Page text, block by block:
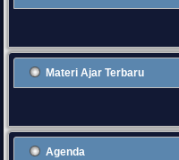
Materi Ajar Terbaru
Agenda